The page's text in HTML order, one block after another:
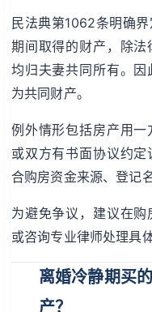
民法典第1062条明确
期间取得的财产，除法
均归夫妻共同所有。
为共同财产。
例外情形包括房产用一
或双方有书面协议约
合购房资金来源、登记
为避免争议，建议在购
或咨询专业律师处理具
离婚冷静期买
产？